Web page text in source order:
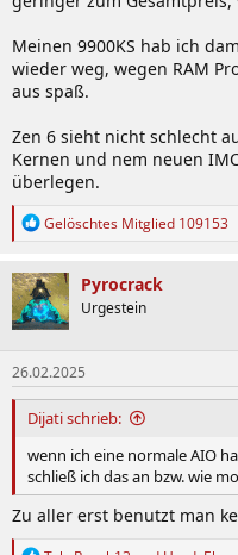
Meinen 9900KS hab ich
wieder weg, wegen RAM
aus spaß.
Zen 6 sieht nicht schlecht
Kernen und nem neuen
überlegen.
R
k
t
i
o
n
e
n
:
Gelöschtes Mitglied 109153
Pyrocrack
Urgestein
26.02.2025
Dijati schrieb:
wenn ich eine normale AIO
schließ ich das an bzw. wie
Zu aller erst benutzt man